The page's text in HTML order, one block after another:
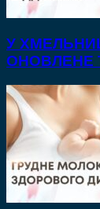
У
ОНОВЛЕНЕ